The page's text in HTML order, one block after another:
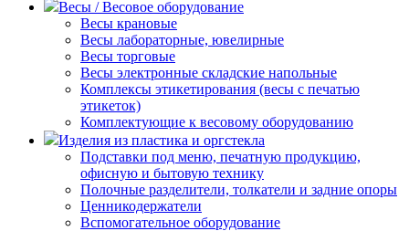
Весы / Весовое оборудование
Весы крановые
Весы лабораторные, ювелирные
Весы торговые
Весы электронные складские напольные
Комплексы этикетирования (весы с печатью
этикеток)
Комплектующие к весовому оборудованию
Изделия из пластика и оргстекла
Подставки под меню, печатную продукцию,
офисную и бытовую технику
Полочные разделители, толкатели и задние опоры
Ценникодержатели
Вспомогательное оборудование